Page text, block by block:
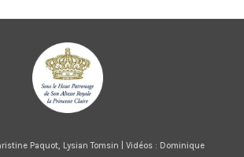
Paquot, Lysian Tomsin | Vidéos : Dominique